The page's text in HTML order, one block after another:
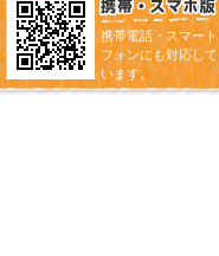
携帯電話・スマート
フォンにも対応して
います。